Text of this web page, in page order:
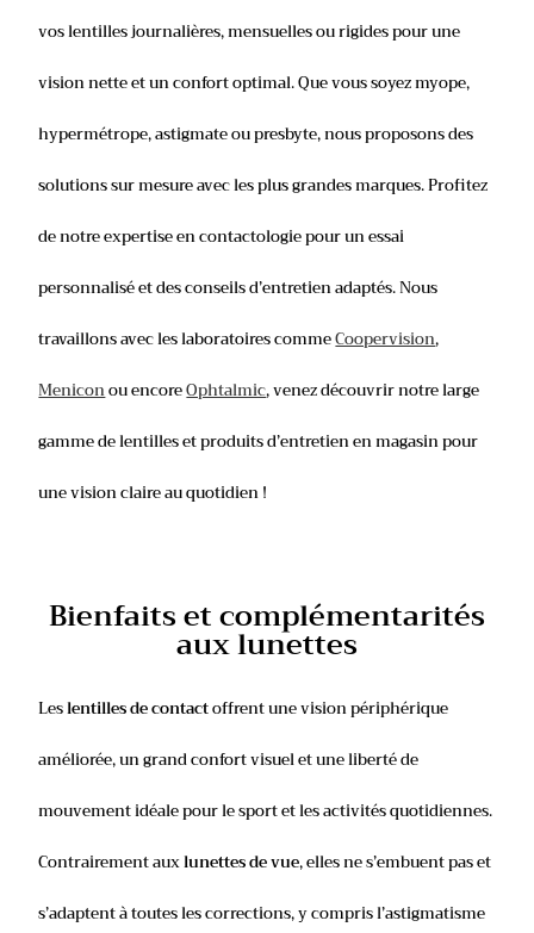
vos lentilles journalières, mensuelles ou rigides pour une
vision nette et un confort optimal. Que vous soyez myope,
hypermétrope, astigmate ou presbyte, nous proposons des
solutions sur mesure avec les plus grandes marques. Profitez
de notre expertise en contactologie pour un essai
personnalisé et des conseils d’entretien adaptés. Nous
travaillons avec les laboratoires commeCoopervision,
Meniconou encoreOphtalmic, venez découvrir notre large
gamme de lentilles et produits d’entretien en magasin pour
une vision claire au quotidien !
Bienfaits et complémentarités
aux lunettes
Leslentilles de contactoffrent une vision périphérique
améliorée, un grand confort visuel et une liberté de
mouvement idéale pour le sport et les activités quotidiennes.
Contrairement auxlunettes de vue, elles ne s’embuent pas et
s’adaptent à toutes les corrections, y compris l’astigmatisme